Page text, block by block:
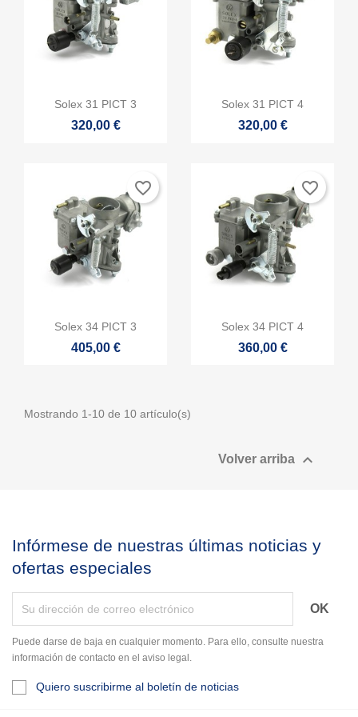
Vista rápida
Solex 31 PICT 3
320,00 €
Vista rápida
Solex 31 PICT 4
320,00 €
Vista rápida
Solex 34 PICT 3
405,00 €
favorite_border
Vista rápida
Solex 34 PICT 4
360,00 €
favorite_border
Mostrando 1-10 de 10 artículo(s)
Volver arriba 
Infórmese de nuestras últimas noticias y
ofertas especiales
Puede darse de baja en cualquier momento. Para ello, consulte nuestra
información de contacto en el aviso legal.
Quiero suscribirme al boletín de noticias